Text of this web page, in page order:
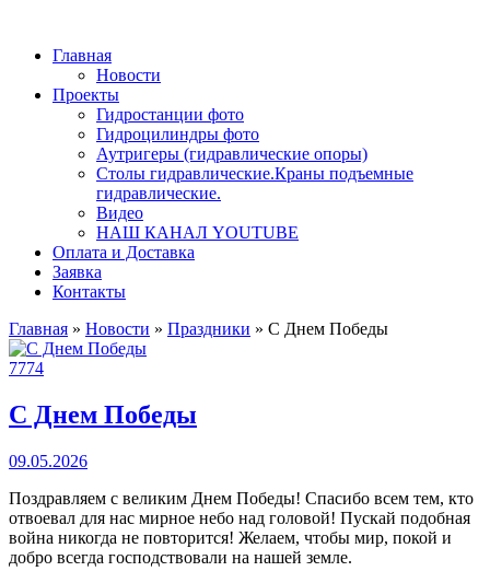
Главная
Новости
Проекты
Гидростанции фото
Гидроцилиндры фото
Аутригеры (гидравлические опоры)
Столы гидравлические.Краны подъемные
гидравлические.
Видео
НАШ КАНАЛ YOUTUBE
Оплата и Доставка
Заявка
Контакты
Главная » Новости » Праздники » С Днем Победы
7774
С Днем Победы
09.05.2026
Поздравляем с великим Днем Победы! Спасибо всем тем, кто
отвоевал для нас мирное небо над головой! Пускай подобная
война никогда не повторится! Желаем, чтобы мир, покой и
добро всегда господствовали на нашей земле.